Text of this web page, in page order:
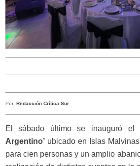
Por: Redacción Crítica Sur
El sábado último se inauguró el
Argentino’ubicado en Islas
para cien personas y un amplio